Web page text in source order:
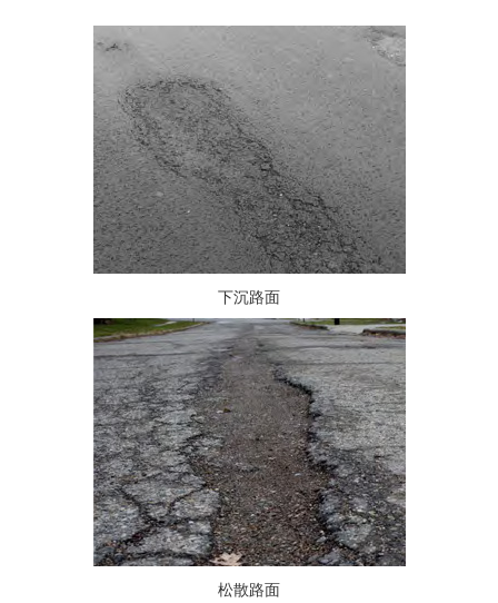
下沉路面
松散路面